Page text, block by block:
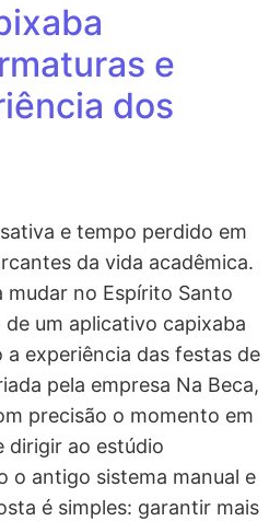
e
dos
e tempo perdido em
da vida acadêmica.
mudar no Espírito Santo
um aplicativo capixaba
experiência das festas de
pela empresa Na Beca,
precisão o momento em
dirigir ao estúdio
antigo sistema manual e
é simples: garantir mais